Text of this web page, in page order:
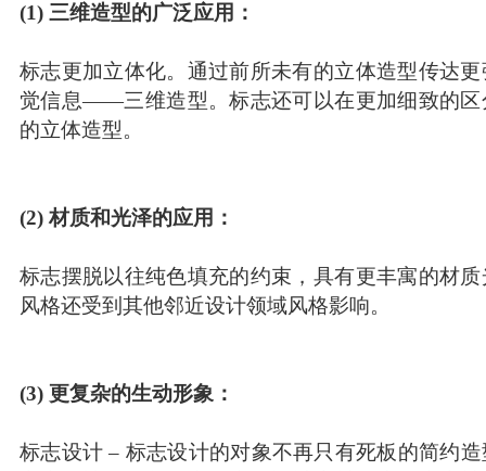
(1) 三维造型的广泛应用：
标志更加立体化。通过前所未有的立体造型传达
觉信息——三维造型。标志还可以在更加细致的区
的立体造型。
(2) 材质和光泽的应用：
标志摆脱以往纯色填充的约束，具有更丰寓的材
风格还受到其他邻近设计领域风格影响。
(3) 更复杂的生动形象：
标志设计 – 标志设计的对象不再只有死板的简约